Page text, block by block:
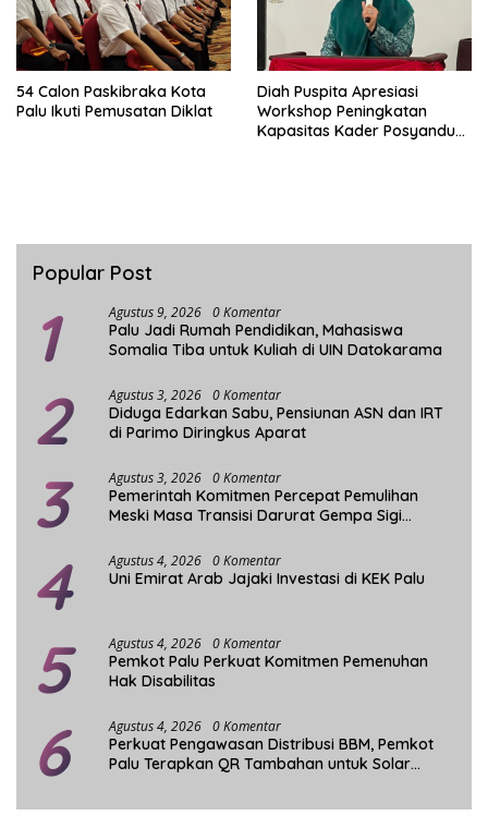
54 Calon Paskibraka Kota
Palu Ikuti Pemusatan Diklat
Diah Puspita Apresiasi
Workshop Peningkatan
Kapasitas Kader Posyandu
Popular Post
1 Agustus 9, 2026 0 Komentar
Palu Jadi Rumah Pendidikan, Mahasiswa
Somalia Tiba untuk Kuliah di UIN Datokarama
2 Agustus 3, 2026 0 Komentar
Diduga Edarkan Sabu, Pensiunan ASN dan IRT
di Parimo Diringkus Aparat
3 Agustus 3, 2026 0 Komentar
Pemerintah Komitmen Percepat Pemulihan
Meski Masa Transisi Darurat Gempa Sigi
4 Agustus 4, 2026 0 Komentar
Uni Emirat Arab Jajaki Investasi di KEK Palu
5 Agustus 4, 2026 0 Komentar
Pemkot Palu Perkuat Komitmen Pemenuhan
Hak Disabilitas
6 Agustus 4, 2026 0 Komentar
Perkuat Pengawasan Distribusi BBM, Pemkot
Palu Terapkan QR Tambahan untuk Solar